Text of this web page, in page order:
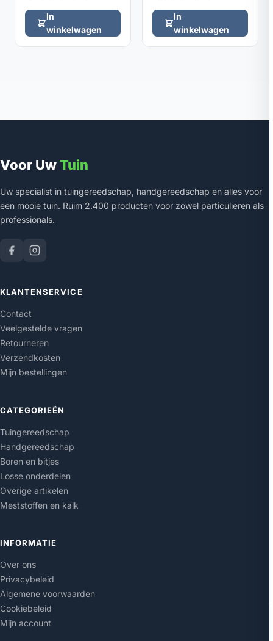
In
winkelwagen
In
winkelwagen
Voor UwTuin
Uw specialist in tuingereedschap, handgereedschap en alles voor
een mooie tuin. Ruim 2.400 producten voor zowel particulieren als
professionals.
KLANTENSERVICE
Contact
Veelgestelde vragen
Retourneren
Verzendkosten
Mijn bestellingen
CATEGORIEËN
Tuingereedschap
Handgereedschap
Boren en bitjes
Losse onderdelen
Overige artikelen
Meststoffen en kalk
INFORMATIE
Over ons
Privacybeleid
Algemene voorwaarden
Cookiebeleid
Mijn account